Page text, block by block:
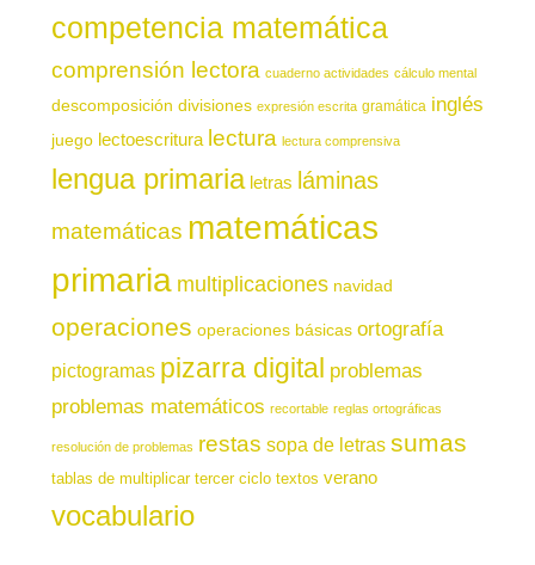
competencia matemática
comprensión lectora cuaderno actividades cálculo mental
descomposición divisiones expresión escrita gramática inglés
juego lectoescritura lectura lectura comprensiva
lengua primaria letras láminas
matemáticas matemáticas
primaria multiplicaciones navidad
operaciones operaciones básicas ortografía
pictogramas pizarra digital problemas
problemas matemáticos recortable reglas ortográficas
resolución de problemas restas sopa de letras sumas
tablas de multiplicar tercer ciclo textos verano
vocabulario